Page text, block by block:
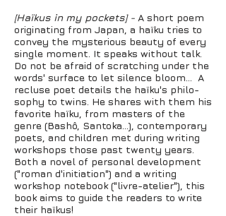
[Haïkus in my pockets] - A short poem
originating from Japan, a haïku tries to
convey the mysterious beauty of every
single moment. It speaks without talk.
Do not be afraid of scratching under the
words' surface to let silence bloom... A
recluse poet details the haïku's philo­
sophy to twins. He shares with them his
favorite haïku, from masters of the
genre (Bashô, Santoka...), contemporary
poets, and children met during writing
workshops those past twenty years.
Both a novel of personal development
("roman d'initiation") and a writing
workshop notebook ("livre-atelier"), this
book aims to guide the readers to write
their haïkus!